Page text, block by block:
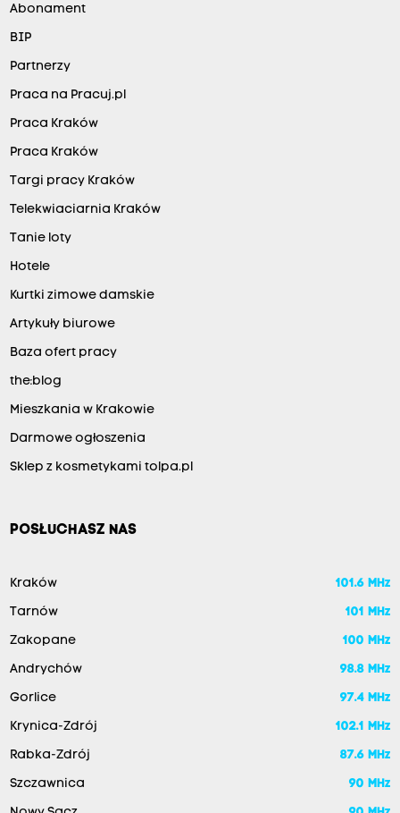
Abonament
BIP
Partnerzy
Praca na Pracuj.pl
Praca Kraków
Praca Kraków
Targi pracy Kraków
Telekwiaciarnia Kraków
Tanie loty
Hotele
Kurtki zimowe damskie
Artykuły biurowe
Baza ofert pracy
the:blog
Mieszkania w Krakowie
Darmowe ogłoszenia
Sklep z kosmetykami tolpa.pl
POSŁUCHASZ NAS
Kraków 101.6 MHz
Tarnów 101 MHz
Zakopane 100 MHz
Andrychów 98.8 MHz
Gorlice 97.4 MHz
Krynica-Zdrój 102.1 MHz
Rabka-Zdrój 87.6 MHz
Szczawnica 90 MHz